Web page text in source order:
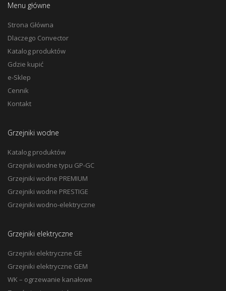
Menu główne
Strona Główna
Dlaczego Convector
Katalog produktów
Gdzie kupić
e-Sklep
Cennik
Kontakt
Grzejniki wodne
Katalog produktów
Grzejniki wodne typu GP-GC
Grzejniki wodne PREMIUM
Grzejniki wodne PRESTIGE
Grzejniki wodno-elektryczne
Grzejniki elektryczne
Grzejniki elektryczne GE
Grzejniki elektryczne GEM
WK – ogrzewanie kanałowe